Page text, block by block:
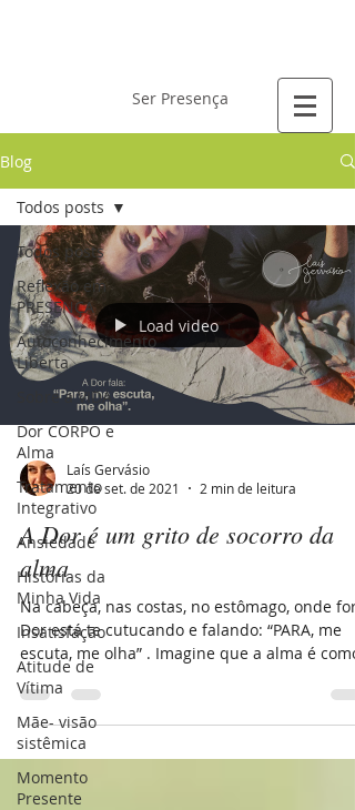
Ser Presença
Blog
Todos posts
Reflexão em
PRESENÇA
Autoconhecimento
Liberta
Sobre a VIDA
Dor CORPO e
Alma
Tratamento
Integrativo
Ansiedade
Histórias da
Minha Vida
Insatisfação
Atitude de
Vítima
Mãe- visão
sistêmica
Momento
Presente
Todos posts
Load video
Laís Gervásio
20 de set. de 2021
2 min de leitura
A Dor é um grito de socorro da
alma
Na cabeça, nas costas, no estômago, onde for,
Dor está te cutucando e falando: “PARA, me
escuta, me olha” . Imagine que a alma é como
a...